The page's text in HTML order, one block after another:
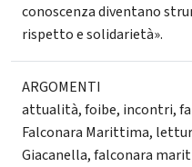
conoscenza diventano
rispetto e solidarietà».
ARGOMENTI
attualità,foibe, incontri,
Falconara Marittima,
Giacanella,falconara